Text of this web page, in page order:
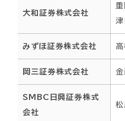
事業紹介
財務・業績
IRライブラリ
IRニュース
環境
社会
採用情報トップ
新卒採用
第二新卒・経験者採用
お問い合わせ
大和証券株式会社
みずほ証券株式会社
岡三証券株式会社
SMBC日興証券株式
会社